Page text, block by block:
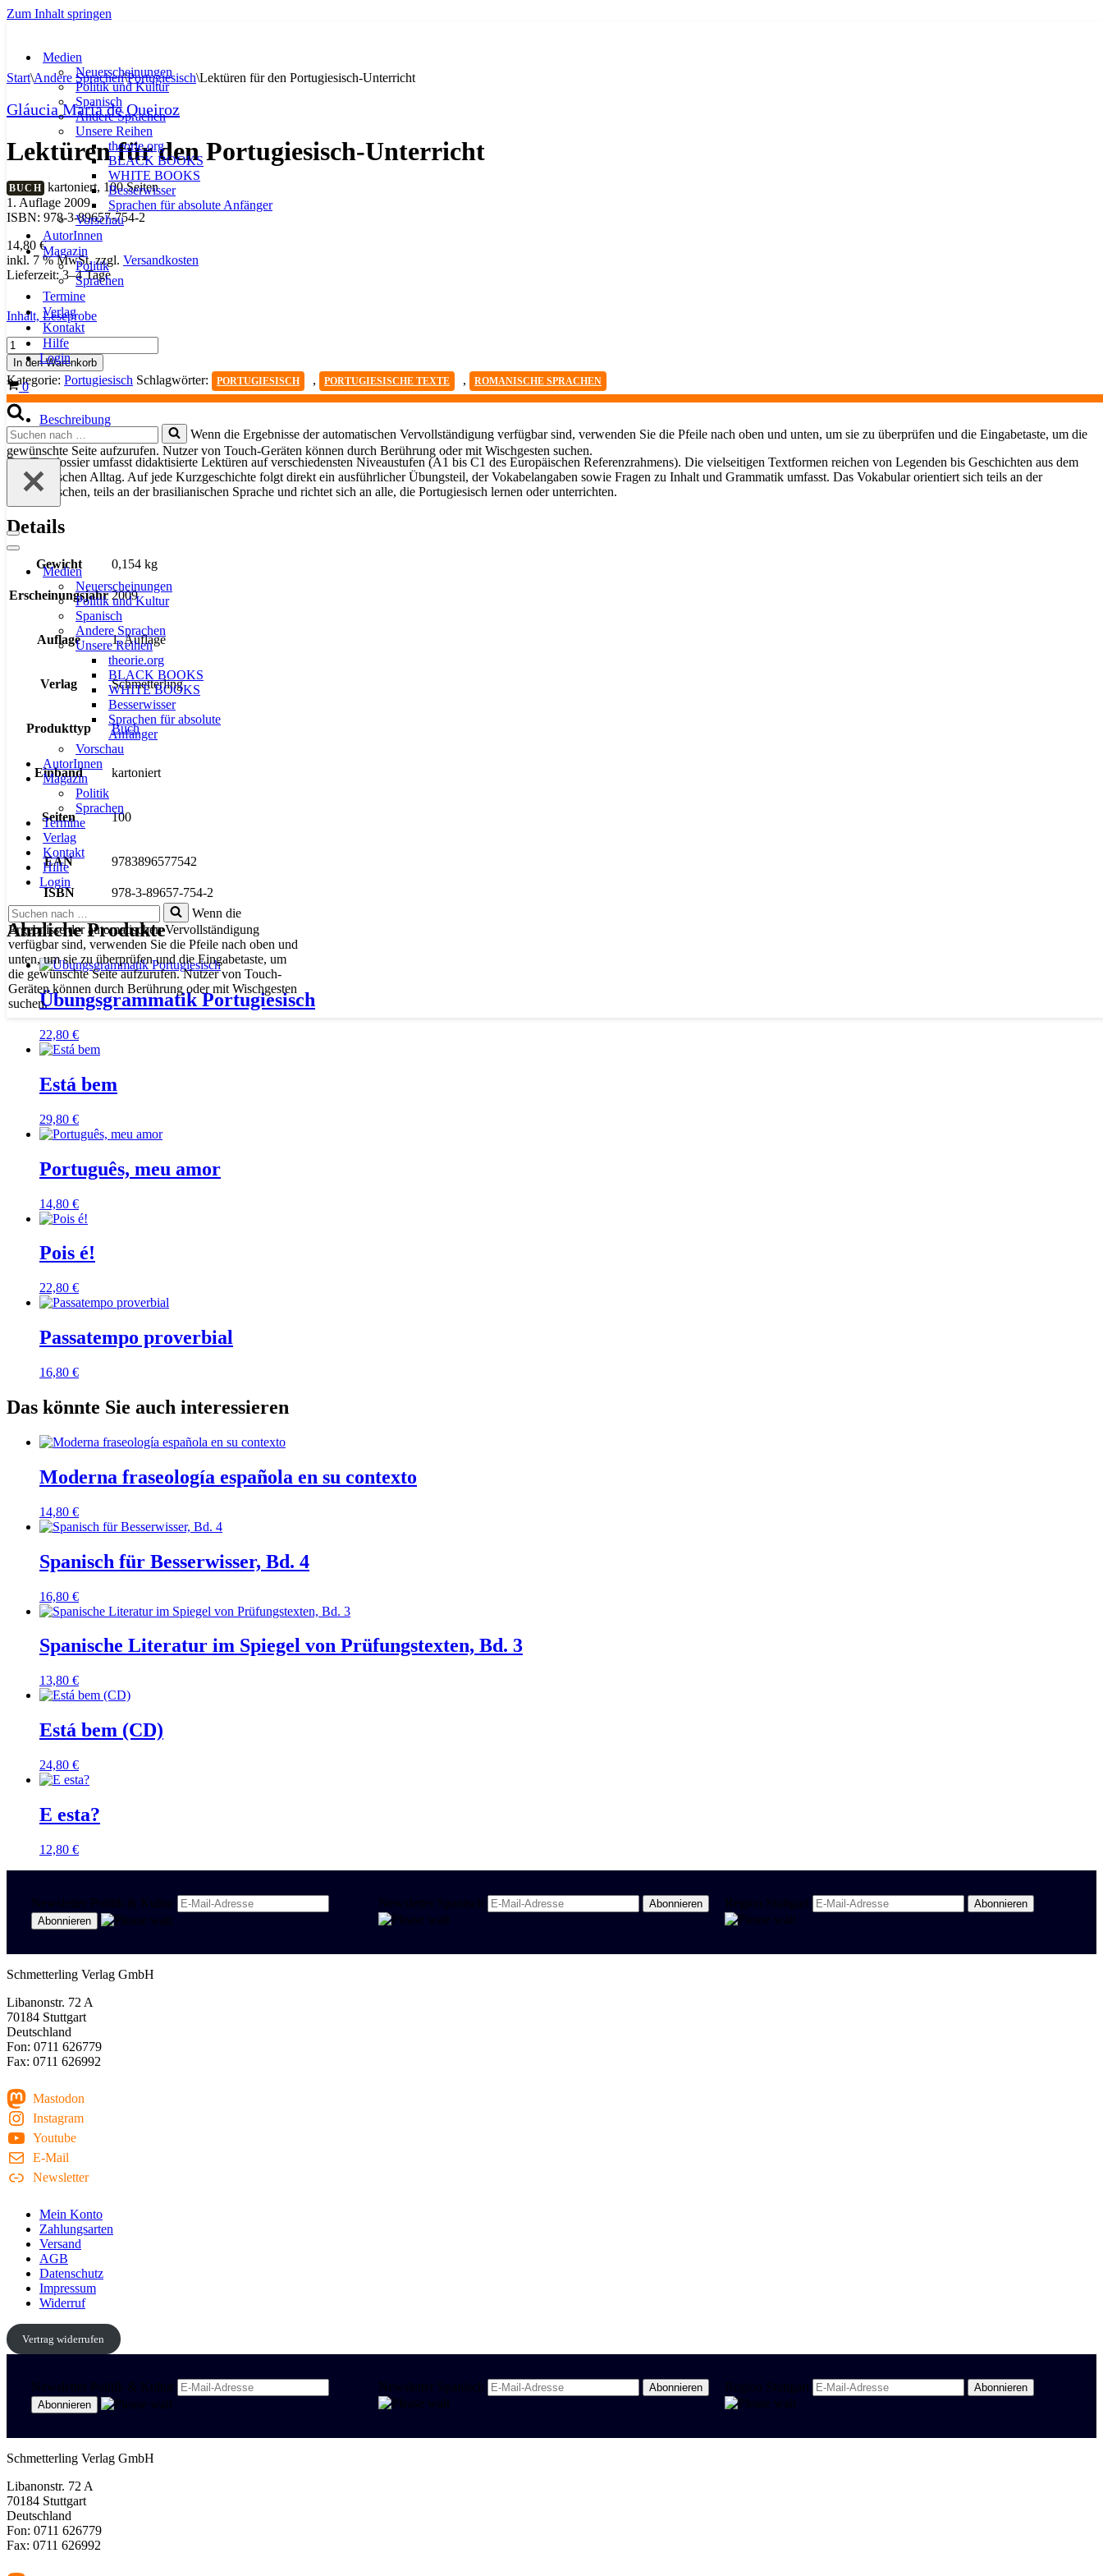
Zum Inhalt springen
Medien
Neuerscheinungen
Politik und Kultur
Spanisch
Andere Sprachen
Unsere Reihen
theorie.org
BLACK BOOKS
WHITE BOOKS
Besserwisser
Sprachen für absolute Anfänger
Vorschau
AutorInnen
Magazin
Politik
Sprachen
Termine
Verlag
Kontakt
Hilfe
Login
Warenkorb
0
Suchen
nach …
Wenn die Ergebnisse der automatischen Vervollständigung verfügbar sind, verwenden Sie die Pfeile nach oben und unten, um sie zu überprüfen und die Eingabetaste, um die
gewünschte Seite aufzurufen. Nutzer von Touch-Geräten können durch Berührung oder mit Wischgesten suchen.
Navigationsmenü
Navigationsmenü
Medien
Neuerscheinungen
Politik und Kultur
Spanisch
Andere Sprachen
Unsere Reihen
theorie.org
BLACK BOOKS
WHITE BOOKS
Besserwisser
Sprachen für absolute
Anfänger
Vorschau
AutorInnen
Magazin
Politik
Sprachen
Termine
Verlag
Kontakt
Hilfe
Login
Suchen
nach …
Wenn die
Ergebnisse der automatischen Vervollständigung
verfügbar sind, verwenden Sie die Pfeile nach oben und
unten, um sie zu überprüfen und die Eingabetaste, um
die gewünschte Seite aufzurufen. Nutzer von Touch-
Geräten können durch Berührung oder mit Wischgesten
suchen.
Start\Andere Sprachen\Portugiesisch\Lektüren für den Portugiesisch-Unterricht
Gláucia Maria de Queiroz
Lektüren für den Portugiesisch-Unterricht
BUCH kartoniert, 100 Seiten
1. Auflage 2009
ISBN: 978-3-89657-754-2
14,80 €
inkl. 7 % MwSt. zzgl. Versandkosten
Lieferzeit:3–4 Tage
Inhalt, Leseprobe
Lektüren
für
den
Portugiesisch-
Unterricht
Menge
In den Warenkorb
Kategorie: Portugiesisch Schlagwörter: PORTUGIESISCH , PORTUGIESISCHE TEXTE , ROMANISCHE SPRACHEN
Beschreibung
Details
Das Textdossier umfasst didaktisierte Lektüren auf verschiedensten Niveaustufen (A1 bis C1 des Europäischen Referenzrahmens). Die vielseitigen Textformen reichen von Legenden bis Geschichten aus dem
portugiesischen Alltag. Auf jede Kurzgeschichte folgt direkt ein ausführlicher Übungsteil, der Vokabelangaben sowie Fragen zu Inhalt und Grammatik umfasst. Das Vokabular orientiert sich teils an der
portugiesischen, teils an der brasilianischen Sprache und richtet sich an alle, die Portugiesisch lernen oder unterrichten.
Details
Gewicht 0,154 kg
Erscheinungsjahr 2009
Auflage 1. Auflage
Verlag Schmetterling
Produkttyp Buch
Einband kartoniert
Seiten 100
EAN 9783896577542
ISBN 978-3-89657-754-2
Ähnliche Produkte
Übungsgrammatik Portugiesisch
22,80 €
Está bem
29,80 €
Português, meu amor
14,80 €
Pois é!
22,80 €
Passatempo proverbial
16,80 €
Das könnte Sie auch interessieren
Moderna fraseología española en su contexto
14,80 €
Spanisch für Besserwisser, Bd. 4
16,80 €
Spanische Literatur im Spiegel von Prüfungstexten, Bd. 3
13,80 €
Está bem (CD)
24,80 €
E esta?
12,80 €
Newsletter Politik & Kultur Newsletter Spanisch Region Stuttgart
Schmetterling Verlag GmbH
Libanonstr. 72 A
70184 Stuttgart
Deutschland
Fon: 0711 626779
Fax: 0711 626992
Mastodon
Instagram
Youtube
E-Mail
Newsletter
Mein Konto
Zahlungsarten
Versand
AGB
Datenschutz
Impressum
Widerruf
Vertrag widerrufen
Newsletter Politik & Kultur Newsletter Spanisch Region Stuttgart
Schmetterling Verlag GmbH
Libanonstr. 72 A
70184 Stuttgart
Deutschland
Fon: 0711 626779
Fax: 0711 626992